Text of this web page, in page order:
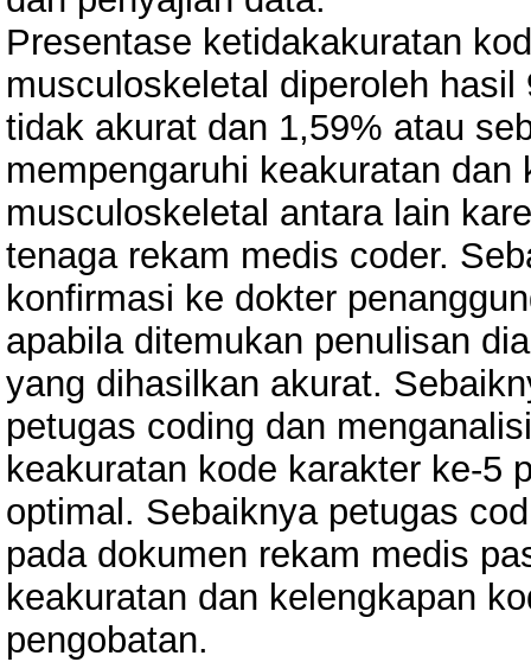
Presentase ketidakakuratan
musculoskeletal diperoleh
tidak akurat dan 1,59% atau
mempengaruhi keakuratan
musculoskeletal antara lain
tenaga rekam medis coder.
konfirmasi ke dokter
apabila ditemukan penulisan
yang dihasilkan akurat.
petugas coding dan
keakuratan kode karakter ke-5
optimal. Sebaiknya petugas
pada dokumen rekam medis
keakuratan dan kelengkapan
pengobatan.